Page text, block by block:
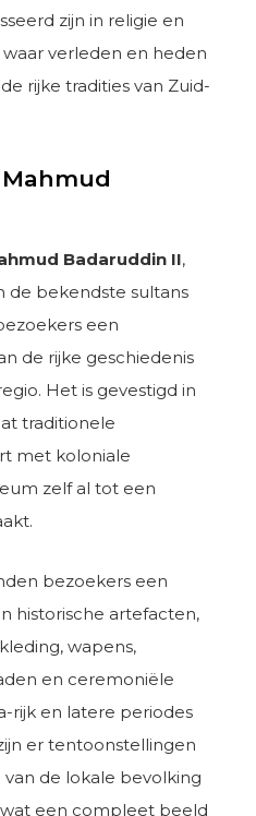
zijn in religie en
verleden en heden
rijke tradities van Zuid-
Badaruddin II,
de bekendste sultans
een
de rijke geschiedenis
Het is gevestigd in
traditionele
met koloniale
zelf al tot een
bezoekers een
historische artefacten,
wapens,
en ceremoniële
rijk en latere periodes
er tentoonstellingen
de lokale bevolking
een compleet beeld